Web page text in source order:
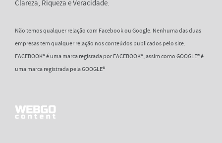
Clareza, Riqueza e Veracidade.
Não temos qualquer relação com Facebook ou Google. Nenhuma das duas
empresas tem qualquer relação nos conteúdos publicados pelo site.
FACEBOOK® é uma marca registada por FACEBOOK®, assim como GOOGLE® é
uma marca registrada pela GOOGLE®